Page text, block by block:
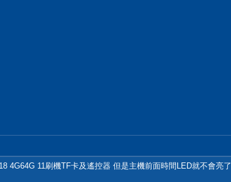
4G64G 11刷機TF卡及遙控器 但是主機前面時間LED就不會亮了